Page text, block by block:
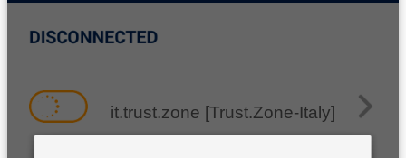
it.trust.zone [Trust.Zone-Italy]